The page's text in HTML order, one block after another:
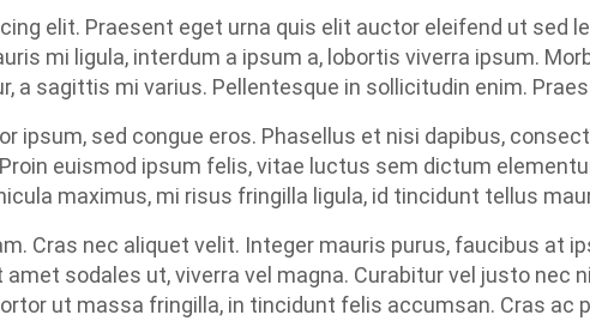
elit. Praesent eget urna quis elit auctor eleifend ut sed
mi ligula, interdum a ipsum a, lobortis viverra ipsum.
a sagittis mi varius. Pellentesque in sollicitudin enim.
ipsum, sed congue eros. Phasellus et nisi dapibus,
euismod ipsum felis, vitae luctus sem dictum
maximus, mi risus fringilla ligula, id tincidunt tellus
Cras nec aliquet velit. Integer mauris purus, faucibus at
sodales ut, viverra vel magna. Curabitur vel justo nec
ut massa fringilla, in tincidunt felis accumsan. Cras ac